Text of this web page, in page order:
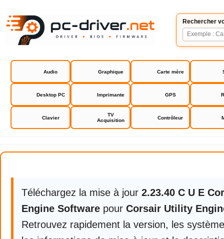
Rechercher
Audio Graphique Carte mère
Desktop PC Imprimante GPS
Clavier
TV
Acquisition
Contrôleur
Corsair Utility Engine iCUE
Téléchargez la mise à jour 2.23.40 C U E
Engine Software pour Corsair Utility
Retrouvez rapidement la version, les